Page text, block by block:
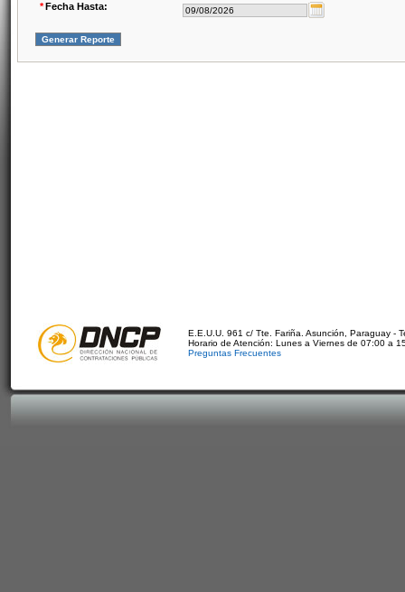
*Fecha Hasta:
E.E.U.U. 961 c/ Tte. Fariña. Asunción, Paraguay -
Horario de Atención: Lunes a Viernes de 07:00 a
Preguntas Frecuentes